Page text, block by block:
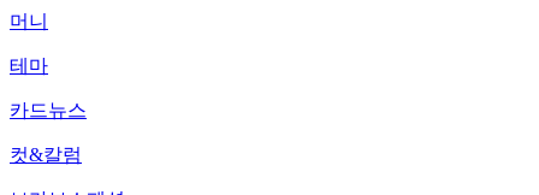
머니
테마
카드뉴스
컷&칼럼